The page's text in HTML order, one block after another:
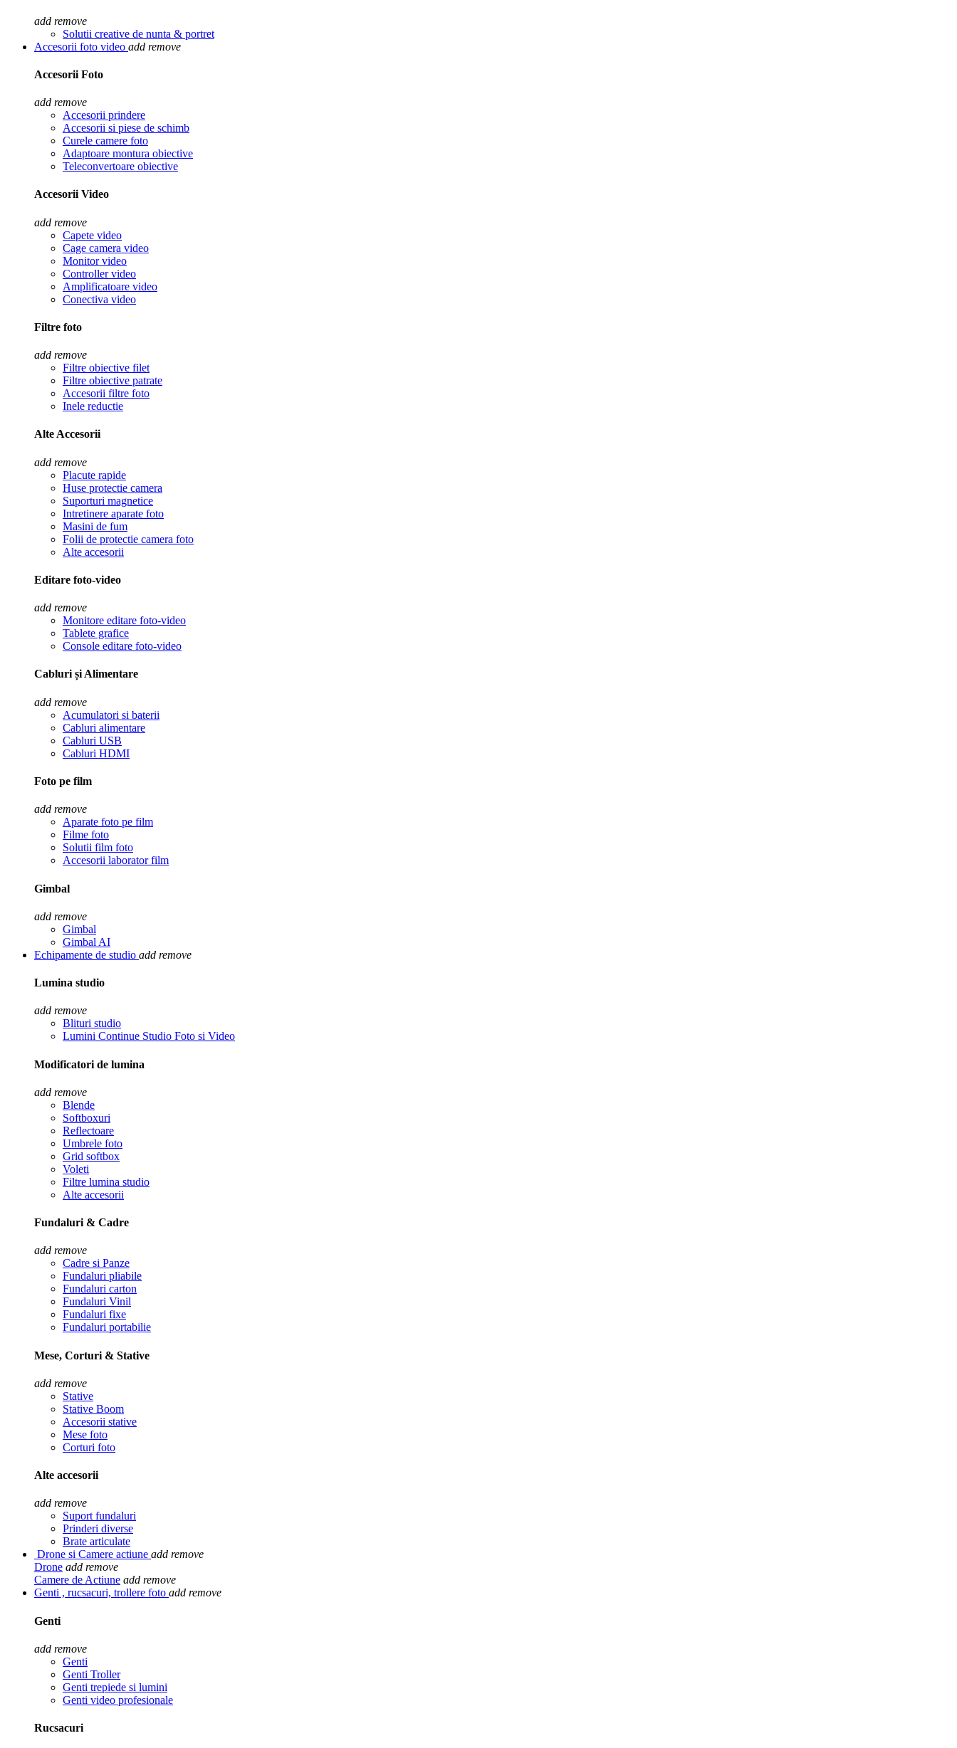
add remove
Solutii creative de nunta & portret
Accesorii foto video add remove
Accesorii Foto
add remove
Accesorii prindere
Accesorii si piese de schimb
Curele camere foto
Adaptoare montura obiective
Teleconvertoare obiective
Accesorii Video
add remove
Capete video
Cage camera video
Monitor video
Controller video
Amplificatoare video
Conectiva video
Filtre foto
add remove
Filtre obiective filet
Filtre obiective patrate
Accesorii filtre foto
Inele reductie
Alte Accesorii
add remove
Placute rapide
Huse protectie camera
Suporturi magnetice
Intretinere aparate foto
Masini de fum
Folii de protectie camera foto
Alte accesorii
Editare foto-video
add remove
Monitore editare foto-video
Tablete grafice
Console editare foto-video
Cabluri și Alimentare
add remove
Acumulatori si baterii
Cabluri alimentare
Cabluri USB
Cabluri HDMI
Foto pe film
add remove
Aparate foto pe film
Filme foto
Solutii film foto
Accesorii laborator film
Gimbal
add remove
Gimbal
Gimbal AI
Echipamente de studio add remove
Lumina studio
add remove
Blituri studio
Lumini Continue Studio Foto si Video
Modificatori de lumina
add remove
Blende
Softboxuri
Reflectoare
Umbrele foto
Grid softbox
Voleti
Filtre lumina studio
Alte accesorii
Fundaluri & Cadre
add remove
Cadre si Panze
Fundaluri pliabile
Fundaluri carton
Fundaluri Vinil
Fundaluri fixe
Fundaluri portabilie
Mese, Corturi & Stative
add remove
Stative
Stative Boom
Accesorii stative
Mese foto
Corturi foto
Alte accesorii
add remove
Suport fundaluri
Prinderi diverse
Brate articulate
Drone si Camere actiune add remove
Drone add remove
Camere de Actiune add remove
Genti , rucsacuri, trollere foto add remove
Genti
add remove
Genti
Genti Troller
Genti trepiede si lumini
Genti video profesionale
Rucsacuri